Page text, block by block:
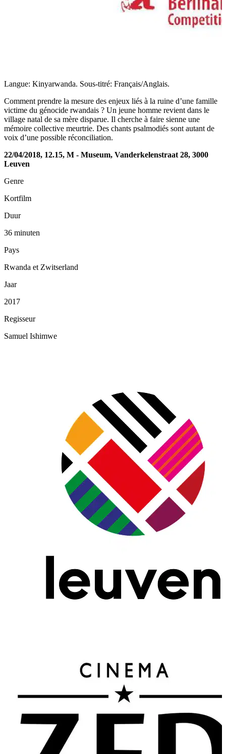
Langue: Kinyarwanda. Sous-titré: Français/Anglais.
Comment prendre la mesure des enjeux liés à la ruine d’une famille
victime du génocide rwandais ? Un jeune homme revient dans le
village natal de sa mère disparue. Il cherche à faire sienne une
mémoire collective meurtrie. Des chants psalmodiés sont autant de
voix d’une possible réconciliation.
22/04/2018, 12.15, M - Museum, Vanderkelenstraat 28, 3000
Leuven
Genre
Kortfilm
Duur
36 minuten
Pays
Rwanda et Zwitserland
Jaar
2017
Regisseur
Samuel Ishimwe